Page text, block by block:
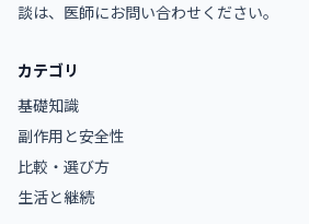
談は、医師にお問い合わせください。
カテゴリ
基礎知識
副作用と安全性
比較・選び方
生活と継続